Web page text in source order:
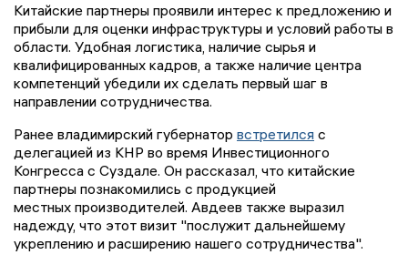
Китайские партнеры проявили интерес к предложению и
прибыли для оценки инфраструктуры и условий работы в
области. Удобная логистика, наличие сырья и
квалифицированных кадров, а также наличие центра
компетенций убедили их сделать первый шаг в
направлении сотрудничества.
Ранее владимирский губернатор встретился с
делегацией из КНР во время Инвестиционного
Конгресса с Суздале. Он рассказал, что китайские
партнеры познакомились с продукцией
местных производителей. Авдеев также выразил
надежду, что этот визит "послужит дальнейшему
укреплению и расширению нашего сотрудничества".